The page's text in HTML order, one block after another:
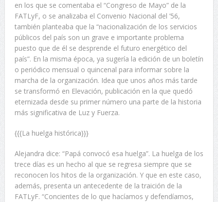
en los que se comentaba el “Congreso de Mayo” de la
FATLyF, o se analizaba el Convenio Nacional del ’56,
también planteaba que la “nacionalización de los servicios
públicos del país son un grave e importante problema
puesto que de él se desprende el futuro energético del
país”. En la misma época, ya sugería la edición de un boletín
o periódico mensual o quincenal para informar sobre la
marcha de la organización. Idea que unos años más tarde
se transformó en Elevación, publicación en la que quedó
eternizada desde su primer número una parte de la historia
más significativa de Luz y Fuerza.
{{{La huelga histórica}}}
Alejandra dice: “Papá convocó esa huelga”. La huelga de los
trece días es un hecho al que se regresa siempre que se
reconocen los hitos de la organización. Y que en este caso,
además, presenta un antecedente de la traición de la
FATLyF. “Concientes de lo que hacíamos y defendíamos,